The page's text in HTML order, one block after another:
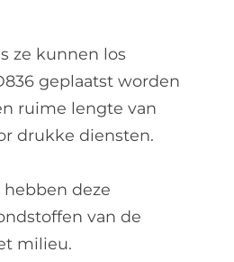
ze kunnen los
geplaatst worden
ruime lengte van
drukke diensten.
deze
van de
milieu.